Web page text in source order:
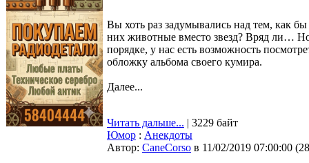
Вы хоть раз задумывались над тем, как
них животные вместо звезд? Вряд ли…
порядке, у нас есть возможность
обложку альбома своего кумира.
Далее...
Читать дальше... | 3229 байт
Юмор : Анекдоты
Автор: CaneCorso в 11/02/2019 07:00:00 (